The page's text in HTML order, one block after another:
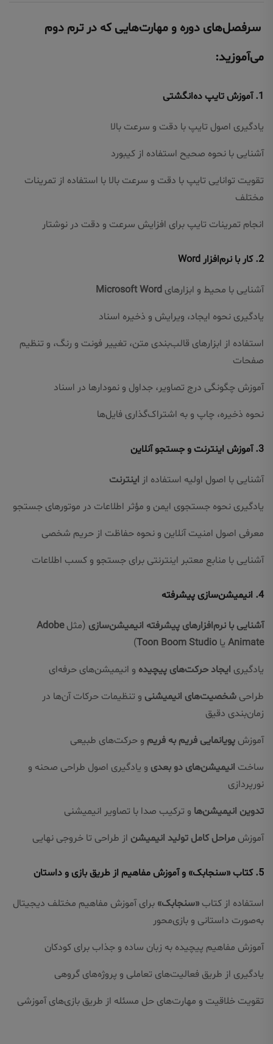
سرفصل‌های دوره و مهارت‌هایی که در ترم دوم
می‌آموزید:
1. آموزش تایپ ده‌انگشتی
یادگیری اصول تایپ با دقت و سرعت بالا
آشنایی با نحوه صحیح استفاده از کیبورد
تقویت توانایی تایپ با دقت و سرعت بالا با استفاده از تمرینات
مختلف
انجام تمرینات تایپ برای افزایش سرعت و دقت در نوشتار
2. کار با نرم‌افزار Word
آشنایی با محیط و ابزارهای Microsoft Word
یادگیری نحوه ایجاد، ویرایش و ذخیره اسناد
استفاده از ابزارهای قالب‌بندی متن، تغییر فونت و رنگ، و تنظیم
صفحات
آموزش چگونگی درج تصاویر، جداول و نمودارها در اسناد
نحوه ذخیره، چاپ و به اشتراک‌گذاری فایل‌ها
3. آموزش اینترنت و جستجو آنلاین
آشنایی با اصول اولیه استفاده از اینترنت
یادگیری نحوه جستجوی ایمن و مؤثر اطلاعات در موتورهای جستجو
معرفی اصول امنیت آنلاین و نحوه حفاظت از حریم شخصی
آشنایی با منابع معتبر اینترنتی برای جستجو و کسب اطلاعات
4. انیمیشن‌سازی پیشرفته
آشنایی با نرم‌افزارهای پیشرفته انیمیشن‌سازی (مثلAdobe
Animate یا Toon Boom Studio
)
یادگیری ایجاد حرکت‌های پیچیده و انیمیشن‌های حرفه‌ای
طراحی شخصیت‌های انیمیشنی و تنظیمات حرکات آن‌ها در
زمان‌بندی دقیق
آموزش پویانمایی فریم به فریم و حرکت‌های طبیعی
ساخت انیمیشن‌های دو بعدی و یادگیری اصول طراحی صحنه و
نورپردازی
تدوین انیمیشن‌ها و ترکیب صدا با تصاویر انیمیشنی
آموزش مراحل کامل تولید انیمیشن از طراحی تا خروجی نهایی
5. کتاب «سنجابک» و آموزش مفاهیم از طریق بازی و داستان
استفاده از کتاب «سنجابک» برای آموزش مفاهیم مختلف دیجیتال
به‌صورت داستانی و بازی‌محور
آموزش مفاهیم پیچیده به زبان ساده و جذاب برای کودکان
یادگیری از طریق فعالیت‌های تعاملی و پروژه‌های گروهی
تقویت خلاقیت و مهارت‌های حل مسئله از طریق بازی‌های آموزشی